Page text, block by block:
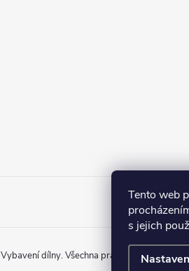
Tento web
s jejich
Vybavení dílny. Všechna práva vyhrazena.